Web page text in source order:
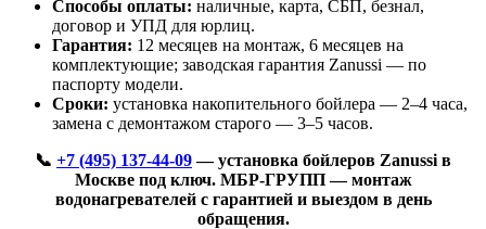
Способы оплаты: наличные, карта, СБП, безнал,
договор и УПД для юрлиц.
Гарантия: 12 месяцев на монтаж, 6 месяцев на
комплектующие; заводская гарантия Zanussi — по
паспорту модели.
Сроки: установка накопительного бойлера — 2–4 часа,
замена с демонтажом старого — 3–5 часов.
📞 +7 (495) 137-44-09— установка бойлеров Zanussi в
Москве под ключ. МБР-ГРУПП — монтаж
водонагревателей с гарантией и выездом в день
обращения.